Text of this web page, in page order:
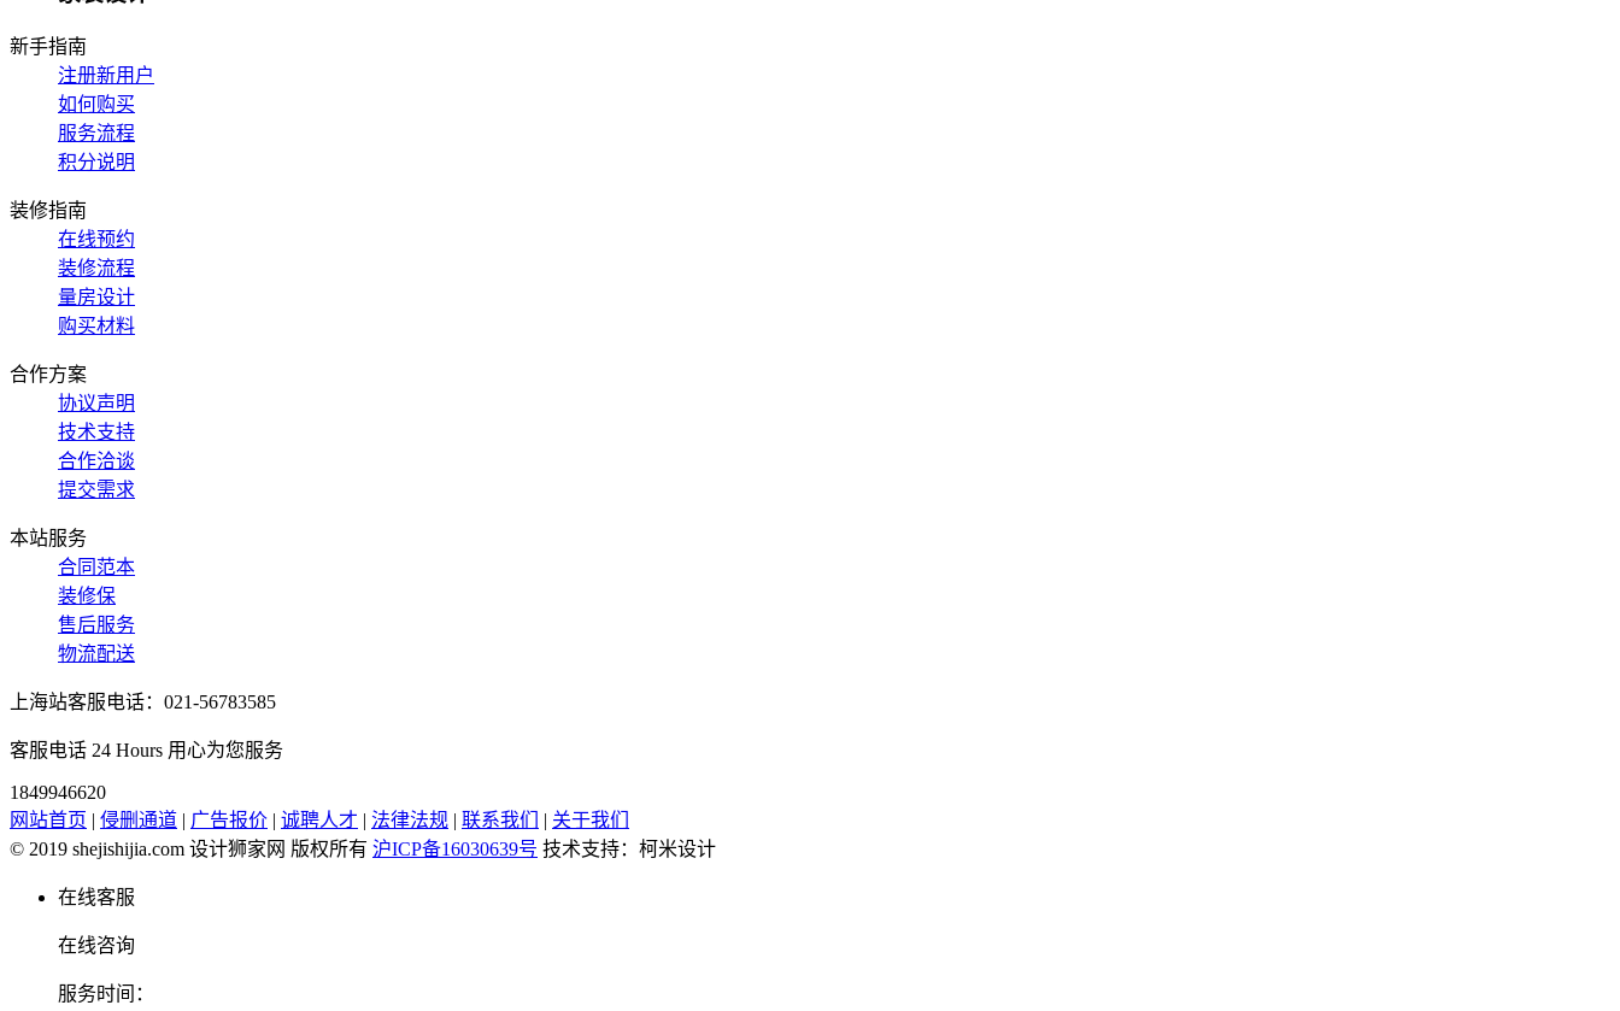
新手指南
注册新用户
如何购买
服务流程
积分说明
装修指南
在线预约
装修流程
量房设计
购买材料
合作方案
协议声明
技术支持
合作洽谈
提交需求
本站服务
合同范本
装修保
售后服务
物流配送
上海站客服电话：021-56783585
客服电话 24 Hours 用心为您服务
1849946620
网站首页 | 侵删通道 | 广告报价 | 诚聘人才 | 法律法规 | 联系我们 | 关于我们
© 2019 shejishijia.com 设计狮家网 版权所有 沪ICP备16030639号 技术支持：柯米设计
在线客服
在线咨询
服务时间：